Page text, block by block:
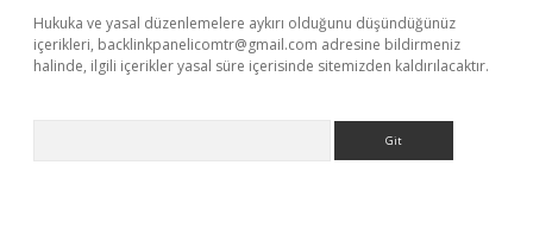
Hukuka ve yasal düzenlemelere aykırı olduğunu düşündüğünüz
içerikleri, backlinkpanelicomtr@gmail.com adresine bildirmeniz
halinde, ilgili içerikler yasal süre içerisinde sitemizden kaldırılacaktır.